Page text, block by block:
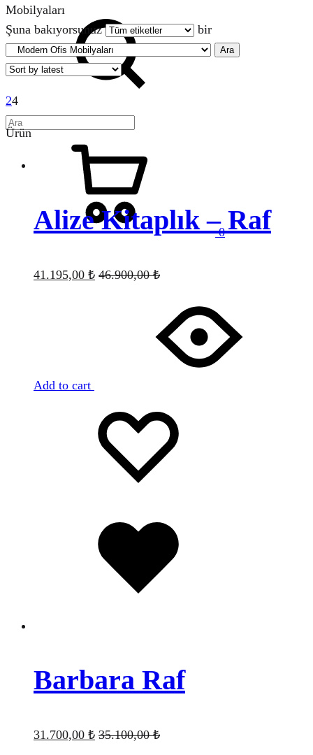
Ara
0
Mobilyaları
Şuna bakıyorsunuz
bir
Ara
24
Ürün
Alize Kitaplık – Raf
41.195,00 ₺ 46.900,00₺
Add to cart
Barbara Raf
31.700,00 ₺ 35.100,00₺